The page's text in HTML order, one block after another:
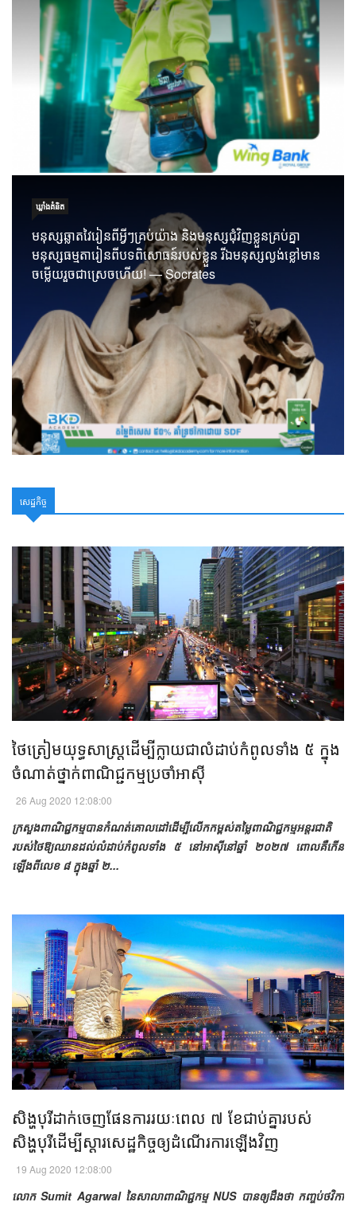
ឃ្លាំង​គំនិត
មនុស្សឆ្លាតវៃរៀនពីអ្វីៗគ្រប់យ៉ាង និងមនុស្សជុំវិញខ្លួនគ្រប់គ្នា
មនុស្សធម្មតារៀនពីបទពិសោធន៍របស់ខ្លួន រីឯមនុស្សល្ងង់ខ្លៅមាន
ចម្លើយរួចជាស្រេចហើយ! — Socrates
សេដ្ឋកិច្ច
ថៃត្រៀមយុទ្ធសាស្រ្តដើម្បីក្លាយជាលំដាប់កំពូលទាំង ៥ ក្នុង
ចំណាត់ថ្នាក់ពាណិជ្ជកម្មប្រចាំអាស៊ី​
26 Aug 2020 12:08:00
ក្រសួងពាណិជ្ជកម្មបានកំណត់គោលដៅដើម្បីលើកកម្ពស់តម្លៃពាណិជ្ជកម្មអន្តរជាតិ
របស់ថៃឱ្យឈានដល់លំដាប់កំពូលទាំង ៥ នៅអាស៊ីនៅឆ្នាំ ២០២៧ ពោល​គឺ​កើន
ឡើងពីលេខ ៨ ក្នុងឆ្នាំ ២...
សិង្ហបុរីដាក់ចេញផែនការរយៈពេល ៧ ខែជាប់គ្នារបស់
សិង្ហបុរីដើម្បីស្តារសេដ្ឋកិច្ចឲ្យដំណើរការឡើងវិញ​
19 Aug 2020 12:08:00
លោក Sumit Agarwal នៃសាលាពាណិជ្ជកម្ម NUS បានឲ្យដឹងថា កញ្ចប់ថវិកា